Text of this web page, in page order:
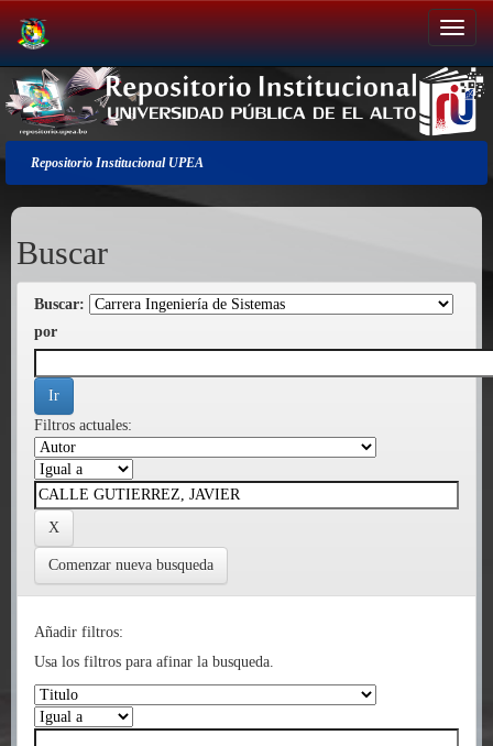
Salir
de
la
navegación
Repositorio Institucional UPEA
Buscar
Buscar:
por
Filtros actuales:
Comenzar nueva busqueda
Añadir filtros:
Usa los filtros para afinar la busqueda.